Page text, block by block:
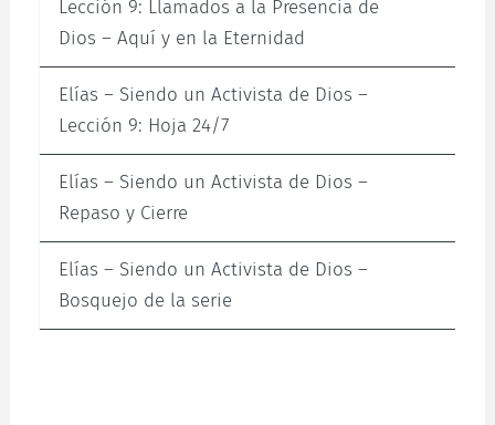
Lección 9: Llamados a la Presencia de
Dios – Aquí y en la Eternidad
Elías – Siendo un Activista de Dios –
Lección 9: Hoja 24/7
Elías – Siendo un Activista de Dios –
Repaso y Cierre
Elías – Siendo un Activista de Dios –
Bosquejo de la serie